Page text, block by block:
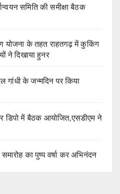
समिति की समीक्षा बैठक
योजना के तहत राहतगढ़ में कुकिंग
ने दिखाया हुनर
गांधी के जन्मदिन पर किया
डिपो में बैठक आयोजित,एसडीएम ने
का पुष्प वर्षा कर अभिनंदन